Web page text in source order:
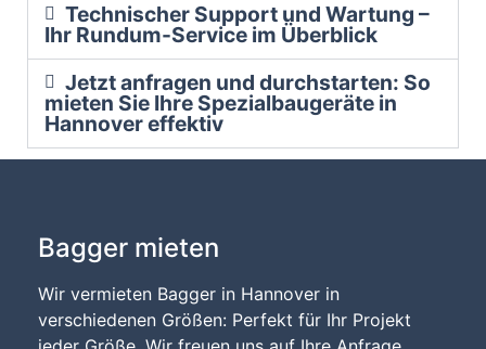
Technischer Support und Wartung –
Ihr Rundum-Service im Überblick
Jetzt anfragen und durchstarten: So
mieten Sie Ihre Spezialbaugeräte in
Hannover effektiv
Bagger mieten
Wir vermieten Bagger in Hannover in
verschiedenen Größen: Perfekt für Ihr Projekt